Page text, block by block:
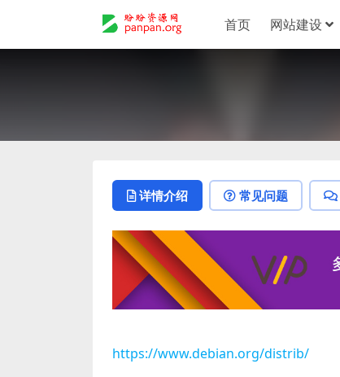
首页 网站建设
详情介绍 常见问题
https://www.debian.org/distrib/